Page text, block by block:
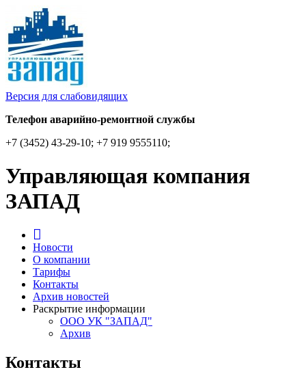
Версия для слабовидящих
Телефон аварийно-ремонтной службы
+7 (3452) 43-29-10; +7 919 9555110;
Управляющая компания
ЗАПАД
Новости
О компании
Тарифы
Контакты
Архив новостей
Раскрытие информации
ООО УК "ЗАПАД"
Архив
Контакты